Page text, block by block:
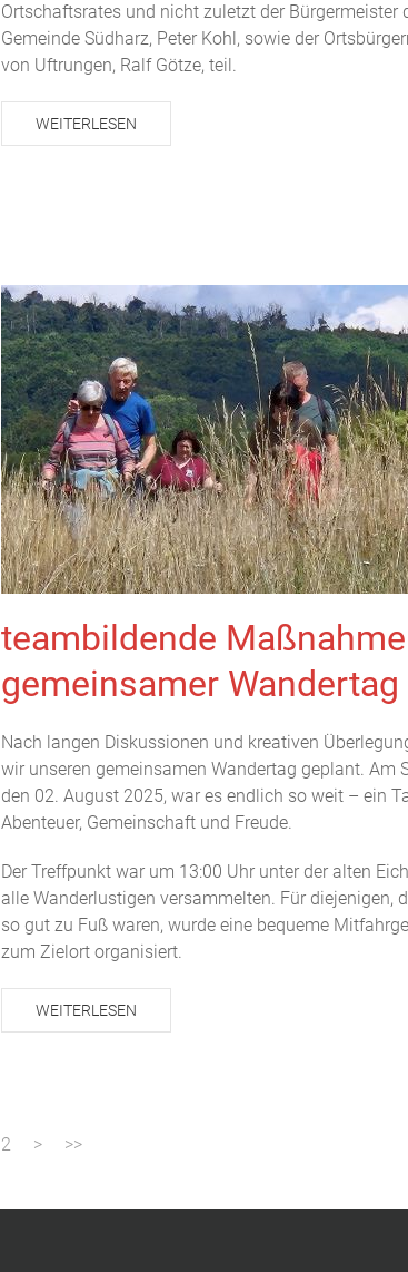
Ortschaftsrates und nicht zuletzt der Bürgermeister
Gemeinde Südharz, Peter Kohl, sowie der
von Uftrungen, Ralf Götze, teil.
WEITERLESEN
teambildende
gemeinsamer Wandertag
Nach langen Diskussionen und kreativen
wir unseren gemeinsamen Wandertag geplant. Am
den 02. August 2025, war es endlich so weit – ein
Abenteuer, Gemeinschaft und Freude.
Der Treffpunkt war um 13:00 Uhr unter der alten
alle Wanderlustigen versammelten. Für diejenigen,
so gut zu Fuß waren, wurde eine bequeme
zum Zielort organisiert.
WEITERLESEN
2